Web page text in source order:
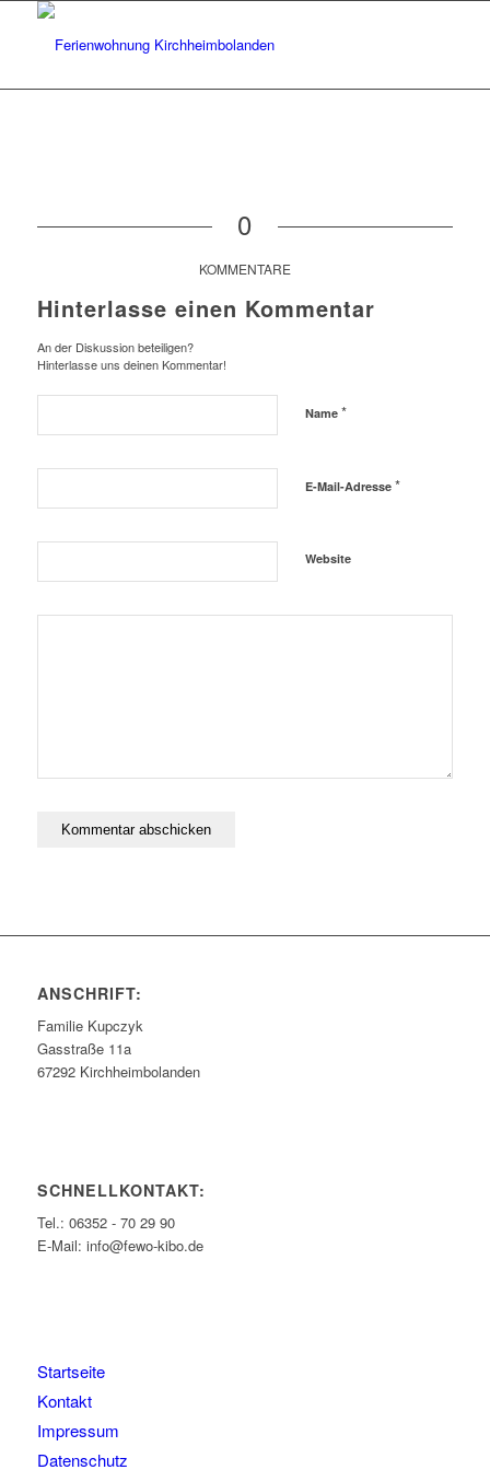
0
KOMMENTARE
Hinterlasse einen Kommentar
An der Diskussion beteiligen?
Hinterlasse uns deinen Kommentar!
Name *
E-Mail-Adresse *
Website
ANSCHRIFT:
Familie Kupczyk
Gasstraße 11a
67292 Kirchheimbolanden
SCHNELLKONTAKT:
Tel.: 06352 - 70 29 90
E-Mail: info@fewo-kibo.de
Startseite
Kontakt
Impressum
Datenschutz